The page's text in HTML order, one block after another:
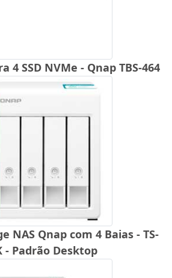
4 SSD NVMe - Qnap TBS-464
NAS Qnap com 4 Baias - TS-
- Padrão Desktop